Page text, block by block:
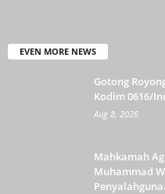
EVEN MORE NEWS
Gotong
Kodim 0616/
Aug 8, 2026
Mahkamah
Muhammad